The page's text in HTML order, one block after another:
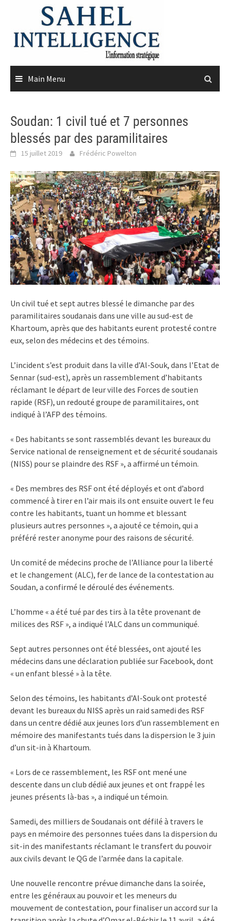
content
Main Menu
Soudan: 1 civil tué et 7 personnes
blessés par des paramilitaires
15 juillet 2019 Frédéric Powelton
Un civil tué et sept autres blessé le dimanche par des
paramilitaires soudanais dans une ville au sud-est de
Khartoum, après que des habitants eurent protesté contre
eux, selon des médecins et des témoins.
L’incident s’est produit dans la ville d’Al-Souk, dans l’Etat de
Sennar (sud-est), après un rassemblement d’habitants
réclamant le départ de leur ville des Forces de soutien
rapide (RSF), un redouté groupe de paramilitaires, ont
indiqué à l’AFP des témoins.
« Des habitants se sont rassemblés devant les bureaux du
Service national de renseignement et de sécurité soudanais
(NISS) pour se plaindre des RSF », a affirmé un témoin.
« Des membres des RSF ont été déployés et ont d’abord
commencé à tirer en l’air mais ils ont ensuite ouvert le feu
contre les habitants, tuant un homme et blessant
plusieurs autres personnes », a ajouté ce témoin, qui a
préféré rester anonyme pour des raisons de sécurité.
Un comité de médecins proche de l’Alliance pour la liberté
et le changement (ALC), fer de lance de la contestation au
Soudan, a confirmé le déroulé des événements.
L’homme « a été tué par des tirs à la tête provenant de
milices des RSF », a indiqué l’ALC dans un communiqué.
Sept autres personnes ont été blessées, ont ajouté les
médecins dans une déclaration publiée sur Facebook, dont
« un enfant blessé » à la tête.
Selon des témoins, les habitants d’Al-Souk ont protesté
devant les bureaux du NISS après un raid samedi des RSF
dans un centre dédié aux jeunes lors d’un rassemblement en
mémoire des manifestants tués dans la dispersion le 3 juin
d’un sit-in à Khartoum.
« Lors de ce rassemblement, les RSF ont mené une
descente dans un club dédié aux jeunes et ont frappé les
jeunes présents là-bas », a indiqué un témoin.
Samedi, des milliers de Soudanais ont défilé à travers le
pays en mémoire des personnes tuées dans la dispersion du
sit-in des manifestants réclamant le transfert du pouvoir
aux civils devant le QG de l’armée dans la capitale.
Une nouvelle rencontre prévue dimanche dans la soirée,
entre les généraux au pouvoir et les meneurs du
mouvement de contestation, pour finaliser un accord sur la